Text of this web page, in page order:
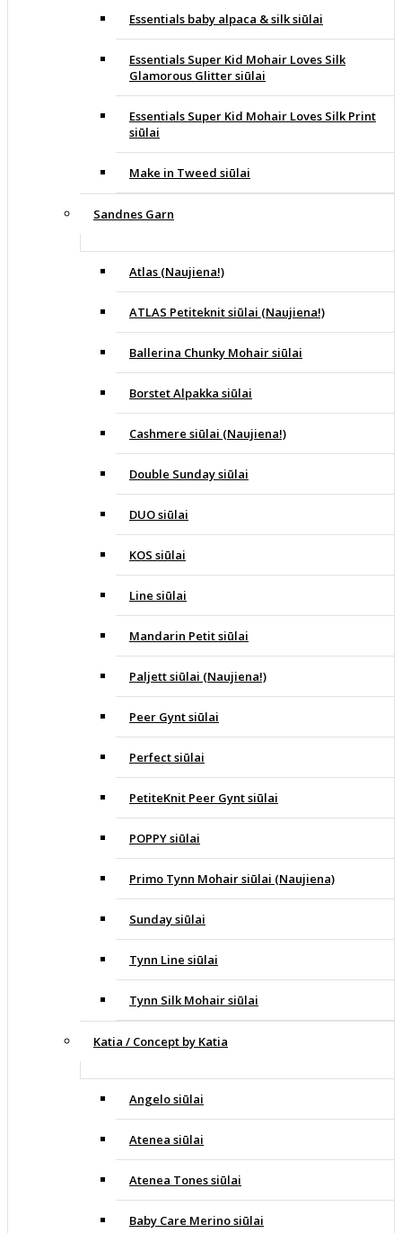
Essentials baby alpaca & silk siūlai
Essentials Super Kid Mohair Loves Silk
Glamorous Glitter siūlai
Essentials Super Kid Mohair Loves Silk Print
siūlai
Make in Tweed siūlai
Sandnes Garn
Atlas (Naujiena!)
ATLAS Petiteknit siūlai (Naujiena!)
Ballerina Chunky Mohair siūlai
Borstet Alpakka siūlai
Cashmere siūlai (Naujiena!)
Double Sunday siūlai
DUO siūlai
KOS siūlai
Line siūlai
Mandarin Petit siūlai
Paljett siūlai (Naujiena!)
Peer Gynt siūlai
Perfect siūlai
PetiteKnit Peer Gynt siūlai
POPPY siūlai
Primo Tynn Mohair siūlai (Naujiena)
Sunday siūlai
Tynn Line siūlai
Tynn Silk Mohair siūlai
Katia / Concept by Katia
Angelo siūlai
Atenea siūlai
Atenea Tones siūlai
Baby Care Merino siūlai